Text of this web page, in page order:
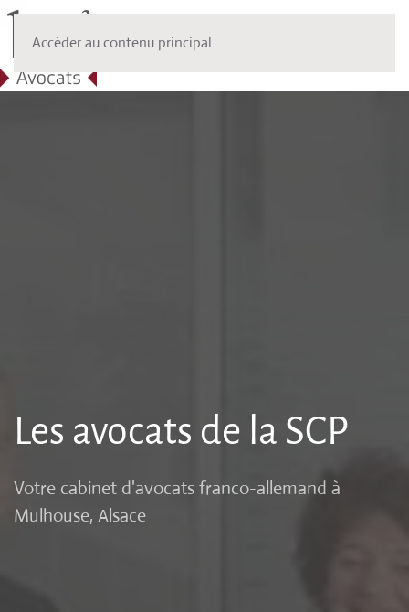
Accéder au contenu principal
Les avocats de la SCP
Votre cabinet d'avocats franco-allemand à
Mulhouse, Alsace